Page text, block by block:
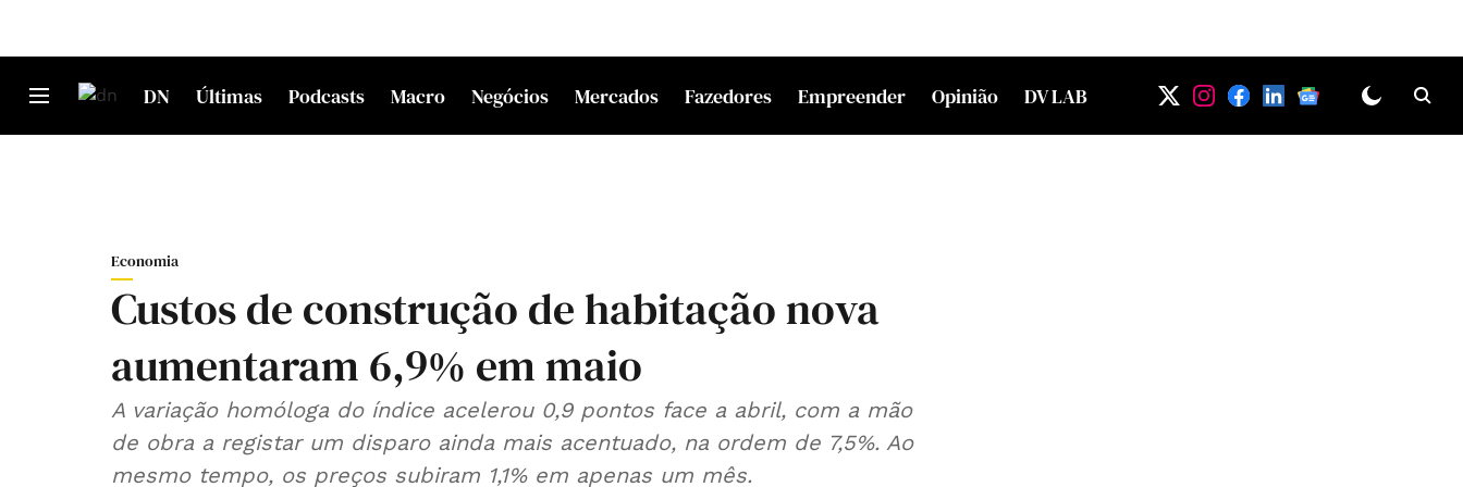
DN Últimas Podcasts Macro Negócios Mercados Fazedores Empreender Opinião DV LAB
Economia
Custos de construção de habitação nova
aumentaram 6,9% em maio
A variação homóloga do índice acelerou 0,9 pontos face a abril, com a mão
de obra a registar um disparo ainda mais acentuado, na ordem de 7,5%. Ao
mesmo tempo, os preços subiram 1,1% em apenas um mês.